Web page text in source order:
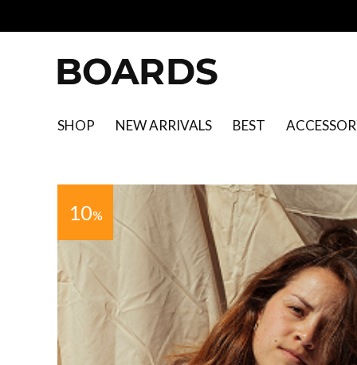
SHOP NEW ARRIVALS BEST
10%